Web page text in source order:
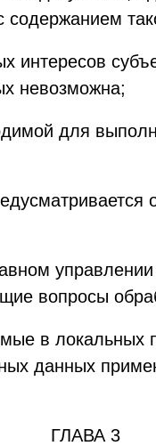
интересов
невозможна;
для
вопросы
в локальных
данных
ГЛАВА 3